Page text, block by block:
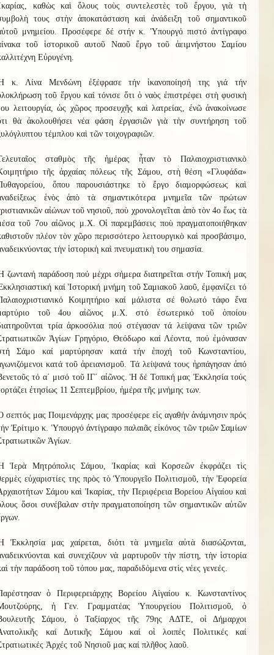
καθὼς καὶ ὅλους τοὺς συντελεστὲς τοῦ ἔργου, γιὰ τὴ
τους στὴν ἀποκατάσταση καὶ ἀνάδειξη τοῦ σημαντικοῦ
μνημείου.
Προσέφερε δέ στήν κ. Ὑπουργό πιστό ἀντίγραφο
τοῦ ἱστορικοῦ αυτοῦ Ναοῦ ἔργο τοῦ ἀειμνήστου Σαμίου
Εὐρυγένη.
κ. Λίνα Μενδώνη ἐξέφρασε
τήν ἱκανοποίησή της γιά τήν
τοῦ ἔργου καί τόνισε ὅτι ὁ ναὸς ἐπιστρέφει στὴ φυσικὴ
λειτουργία, ὡς χῶρος προσευχῆς καὶ λατρείας, ἐνῶ ἀνακοίνωσε
θὰ ἀκολουθήσει νέα φάση ἐργασιῶν γιὰ τὴν
συντήρηση τοῦ
τέμπλου καὶ τῶν τοιχογραφιῶν.
σταθμὸς τῆς ἡμέρας ἦταν τὸ Παλαιοχριστιανικὸ
τῆς ἀρχαίας πόλεως τῆς Σάμου, στὴ θέση «Γλυφάδα»
ὅπου παρουσιάστηκε τὸ ἔργο διαμορφώσεως καὶ
ἑνὸς ἀπὸ τὰ σημαντικότερα μνημεῖα τῶν πρώτων
αἰώνων τοῦ νησιοῦ, ποὺ χρονολογεῖται ἀπὸ τὸν 4ο ἕως τὰ
τοῦ 7ου αἰῶνος μ.Χ. Οἱ παρεμβάσεις ποὺ πραγματοποιήθηκαν
πλέον τὸν χῶρο περισσότερο λειτουργικὸ καὶ προσβάσιμο,
τὴν ἱστορικὴ καὶ πνευματικὴ του σημασία.
ζωντανή παράδοση πού μέχρι σήμερα διατηρεῖται στήν Τοπική μας
καί Ἱστορική μνήμη τοῦ Σαμιακοῦ λαοῦ, ἐμφανίζει τό
Κοιμητήριο καί μάλιστα σέ θολωτό τάφο ἕνα
τοῦ 4ου αἰῶνος μ.Χ. στό ἐσωτερικό τοῦ ὁποίου
τρία ἀρκοσόλια πού στέγασαν τά λείψανα τῶν τριῶν
Ἁγίων Γρηγόριο, Θεόδωρο καί Λέοντα, πού ἐμόνασαν
Σάμο καί μαρτύρησαν κατά τήν ἐποχή τοῦ Κωνσταντίου,
κατά τοῦ ἀρειανισμοῦ. Τά λείψανά τους ἠρπάγησαν ἀπό
τό α΄ μισό τοῦ ΙΓ΄ αἰῶνος. Ἡ δέ Τοπική μας Ἐκκλησία τούς
ἐτησίως 11 Σεπτεμβρίου, ἡμέρα τῆς μνήμης των.
σεπτός μας Ποιμενάρχης μας προσέφερε εἰς αγαθήν ἀνάμνησιν πρός
Ἐρίτιμο κ. Ὑπουργό ἀντίγραφο παλαιᾶς εἰκόνος τῶν τριῶν Σαμίων
Ἁγίων.
Ἱερὰ Μητρόπολις Σάμου, Ἰκαρίας καὶ Κορσεῶν ἐκφράζει τὶς
εὐχαριστίες της πρὸς τὸ Ὑπουργεῖο Πολιτισμοῦ, τὴν Ἐφορεία
Σάμου καὶ Ἰκαρίας, τὴν Περιφέρεια Βορείου Αἰγαίου καὶ
ὅσοι συνέβαλαν στὴν πραγματοποίηση τῶν σημαντικῶν αὐτῶν
Ἐκκλησία μας χαίρεται, διότι τὰ μνημεῖα αὐτὰ διασώζονται,
καὶ συνεχίζουν νὰ μαρτυροῦν τὴν πίστη, τὴν ἱστορία
τὴν παράδοση τοῦ τόπου μας, παραδιδόμενα στὶς νέες γενεές.
ὁ Περιφερειάρχης Βορείου Αίγαίου κ. Κωνσταντίνος
ἡ Γεν. Γραμματέας Ὑπουργείου Πολιτισμοῦ, ὁ
Σάμου, ὁ Ταξίαρχος τῆς 79ης ΑΔΤΕ, οἱ Δήμαρχοι
καί Δυτικῆς Σάμου καί οἱ λοιπές Πολιτικές καί
Ἀρχές τοῦ Νησιοῦ μας καί πλῆθος λαοῦ.